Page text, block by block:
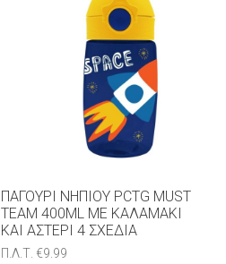
ΠΑΓΟΎΡΙ ΝΗΠΊΟΥ PCTG MUST
TEAM 400ML ΜΕ ΚΑΛΑΜΆΚΙ
ΚΑΙ ΑΣΤΈΡΙ 4 ΣΧΈΔΙΑ
Π.Λ.Τ.€9.99